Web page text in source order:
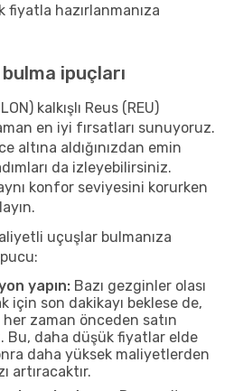
fiyatla hazırlanmanıza
ipuçları
kalkışlı Reus (REU)
en iyi fırsatları sunuyoruz.
altına aldığınızdan emin
da izleyebilirsiniz.
konfor seviyesini korurken
uçuşlar bulmanıza
yapın: Bazı gezginler olası
için son dakikayı beklese de,
zaman önceden satın
Bu, daha düşük fiyatlar elde
daha yüksek maliyetlerden
artıracaktır.